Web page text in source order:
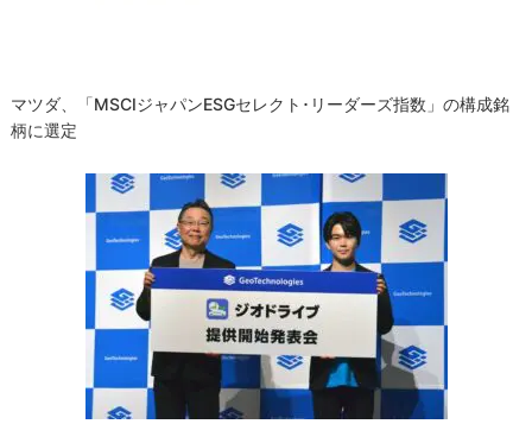
マツダ、「MSCIジャパンESGセレクト･リーダーズ指数」の構成銘
柄に選定